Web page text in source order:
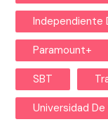
Independiente
Paramount+
SBT
Universidad De